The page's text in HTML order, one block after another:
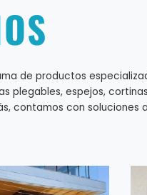
de productos
plegables, espejos,
contamos con